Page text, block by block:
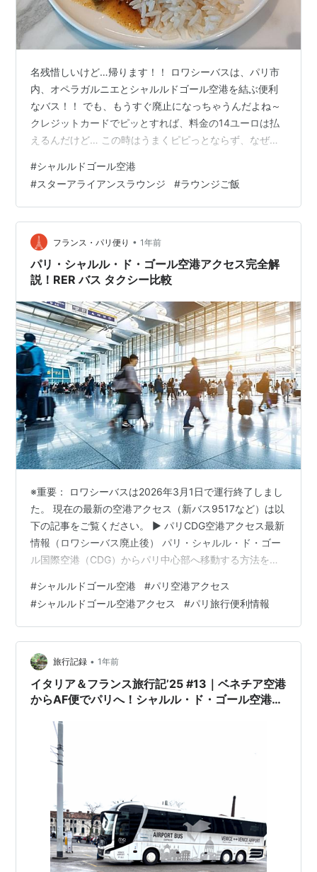
名残惜しいけど…帰ります！！ ロワシーバスは、パリ市
内、オペラガルニエとシャルルドゴール空港を結ぶ便利
なバス！！ でも、もうすぐ廃止になっちゃうんだよね～
クレジットカードでピッとすれば、料金の14ユーロは払
えるんだけど… この時はうまくピピっとならず、なぜか
めました… バスのお腹に荷物を入れたりしないのよ… 座
席と同じ場所にある荷物置き場まで自分で運ぶの！！ 重
かったから大変！！ この時の乗客は、私ともう一人だ
け！！ なので、後部座席の通路に傘を広げて乾かす余裕
あり！！（笑） だって、乾いてなかったらバックに入れ
るの嫌じゃない？？ 何度も…
#シャルルドゴール空港
#スターアライアンスラウンジ #ラウンジご飯
フランス・パリ便り • 1年前
パリ・シャルル・ド・ゴール空港アクセス完全解
説！RER バス タクシー比較
※重要： ロワシーバスは2026年3月1日で運行終了しまし
た。 現在の最新の空港アクセス（新バス9517など）は以
下の記事をご覧ください。 ▶ パリCDG空港アクセス最新
情報（ロワシーバス廃止後） パリ・シャルル・ド・ゴー
ル国際空港（CDG）からパリ中心部へ移動する方法を初
は、RER B線の駅が空港内に2か所あること。ターミナル
別の使い分けと、バス・タクシー・配車アプリの料金・
所要時間・向き不向きを比較し、車で移動中の強盗被害
注意点など必要な情報をお伝えします。 ※ 「空港→市
内」だけでなく「市内→空港」の行き方も明記し、出発
ターミナルに応じて…
#シャルルドゴール空港 #パリ空港アクセス
#シャルルドゴール空港アクセス #パリ旅行便利情報
旅行記録 • 1年前
イタリア＆フランス旅行記’25 #13｜ベネチア空港
からAF便でパリへ！シャルル・ド・ゴール空港か
アクセス完全ガイド】